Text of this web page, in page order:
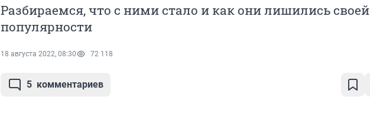
Разбираемся, что с ними стало и как они лишились своей
популярности
18 августа 2022, 08:30 72 118
5 комментариев